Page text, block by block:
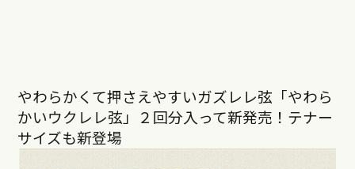
やわらかくて押さえやすいガズレレ弦「やわら
かいウクレレ弦」２回分入って新発売！テナー
サイズも新登場